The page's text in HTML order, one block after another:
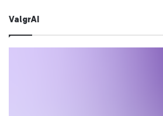
ValgrAI